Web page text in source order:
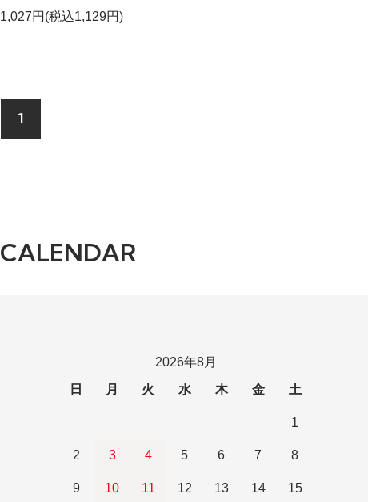
1,027円(税込1,129円)
1
CALENDAR
2026年8月
日
月 火 水 木 金 土
1
2 3 4 5 6 7 8
9 10 11 12 13 14 15